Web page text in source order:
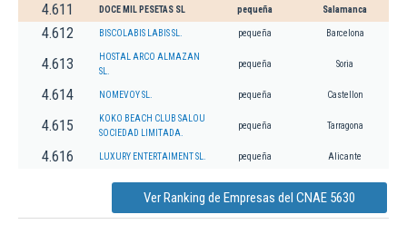
4.611 DOCE MIL PESETAS SL pequeña Salamanca
4.612 BISCOLABIS LABIS SL. pequeña Barcelona
4.613
HOSTAL ARCO ALMAZAN
SL.
pequeña Soria
4.614 NOMEVOY SL. pequeña Castellon
4.615
KOKO BEACH CLUB SALOU
SOCIEDAD LIMITADA.
pequeña Tarragona
4.616 LUXURY ENTERTAIMENT SL. pequeña Alicante
Ver Ranking de Empresas del CNAE 5630